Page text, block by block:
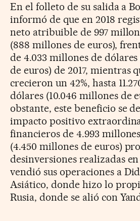
En el folleto de su salida a
informó de que en 2018
neto atribuible de 997
(888 millones de euros),
de 4.033 millones de
de euros) de 2017, mientras
crecieron un 42%, hasta
dólares (10.046 millones de
obstante, este beneficio se
impacto positivo
financieros de 4.993
(4.450 millones de euros)
desinversiones realizadas
vendió sus operaciones a
Asiático, donde hizo lo
Rusia, donde se alió con